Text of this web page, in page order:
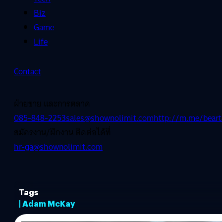
Biz
Game
Life
Contact
ฝ่ายขาย และการตลาด
085-848-2253sales@shownolimit.comhttp://m.me/
สมัครงาน/ฝึกงาน ติดต่อได้ที่
hr-ga@shownolimit.com
Tags
| Adam McKay